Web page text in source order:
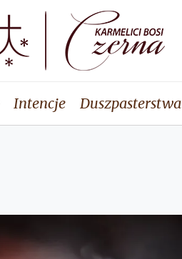
Intencje Duszpasterstwa